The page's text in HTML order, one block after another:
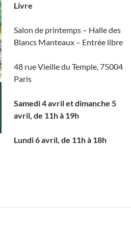
Livre
Salon de printemps – Halle des
Blancs Manteaux – Entrée libre
48 rue Vieille du Temple, 75004
Paris
Samedi 4 avril et dimanche 5
avril, de 11h à 19h
Lundi 6 avril, de 11h à 18h